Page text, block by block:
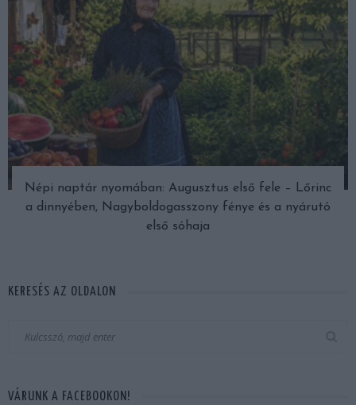
Népi naptár nyomában: Augusztus első fele – Lőrinc
a dinnyében, Nagyboldogasszony fénye és a nyárutó
első sóhaja
KERESÉS AZ OLDALON
VÁRUNK A FACEBOOKON!